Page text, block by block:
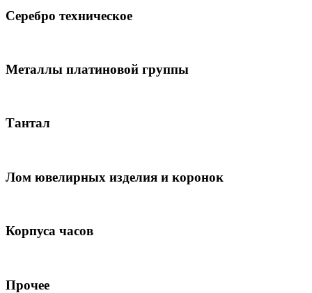
Серебро техническое
Металлы платиновой группы
Тантал
Лом ювелирных изделия и коронок
Корпуса часов
Прочее